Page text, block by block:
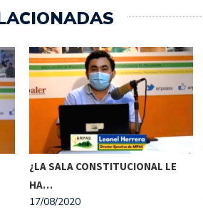
¿LA SALA CONSTITUCIONAL LE
HA…
17/08/2020